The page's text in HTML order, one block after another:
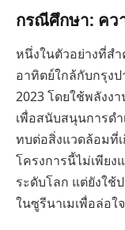
กรณีศึกษา: คว
หนึ่งในตัวอย่างที่ส
อาทิตย์ใกล้กับกรุง
2023 โดยใช้พลังง
เพื่อสนับสนุนการด
ทบต่อสิ่งแวดล้อมที่
โครงการนี้ไม่เพีย
ระดับโลก แต่ยังใ
ในซูรีนาเมเพื่อล่อ